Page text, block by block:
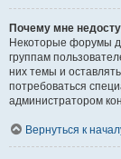
Почему мне
Некоторые форумы
группам
них темы и
потребоваться
администратором
Вернуться к